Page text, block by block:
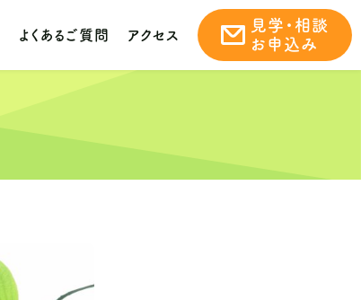
よくあるご質問 アクセス
見学・相談
お申込み